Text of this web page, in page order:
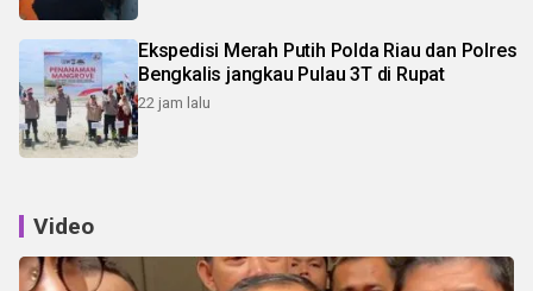
Ekspedisi Merah Putih Polda Riau dan Polres
Bengkalis jangkau Pulau 3T di Rupat
22 jam lalu
Video